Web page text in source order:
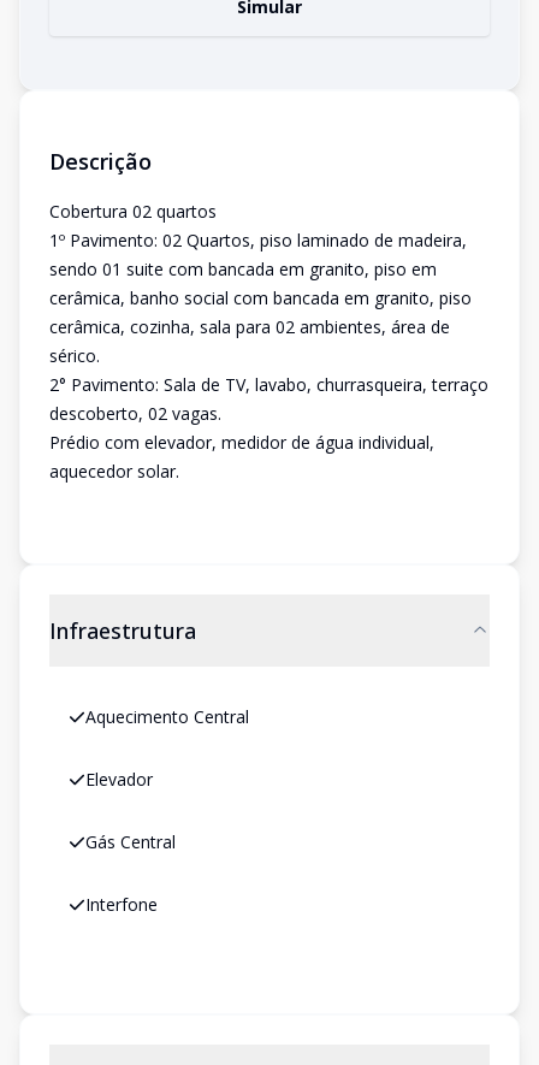
Simular
Descrição
Cobertura 02 quartos
1º Pavimento: 02 Quartos, piso laminado de madeira,
sendo 01 suite com bancada em granito, piso em
cerâmica, banho social com bancada em granito, piso
cerâmica, cozinha, sala para 02 ambientes, área de
sérico.
2° Pavimento: Sala de TV, lavabo, churrasqueira, terraço
descoberto, 02 vagas.
Prédio com elevador, medidor de água individual,
aquecedor solar.
Infraestrutura
Aquecimento Central
Elevador
Gás Central
Interfone